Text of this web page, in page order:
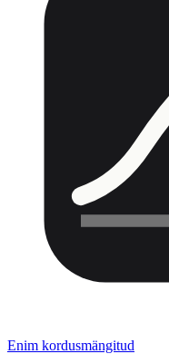
Enim kordusmängitud